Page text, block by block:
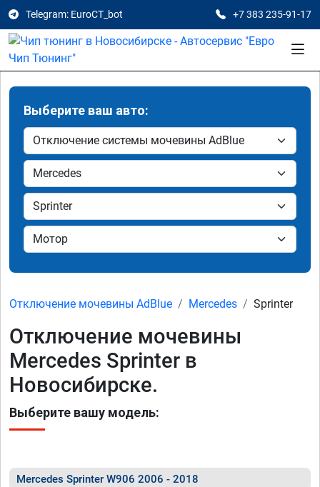
Telegram: EuroCT_bot +7 383 235-91-17
Выберите ваш авто:
Отключение мочевины AdBlue Mercedes Sprinter
Отключение мочевины
Mercedes Sprinter в
Новосибирске.
Выберите вашу модель:
Mercedes Sprinter W906 2006 - 2018